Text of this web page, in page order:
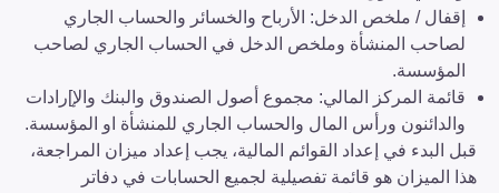
إقفال / ملخص الدخل: الأرباح والخسائر والحساب الجاري
لصاحب المنشأة وملخص الدخل في الحساب الجاري لصاحب
المؤسسة.
قائمة المركز المالي: مجموع أصول الصندوق والبنك والإ]رادات
والدائنون ورأس المال والحساب الجاري للمنشأة او المؤسسة.
قبل البدء في إعداد القوائم المالية، يجب إعداد ميزان المراجعة،
هذا الميزان هو قائمة تفصيلية لجميع الحسابات في دفاتر